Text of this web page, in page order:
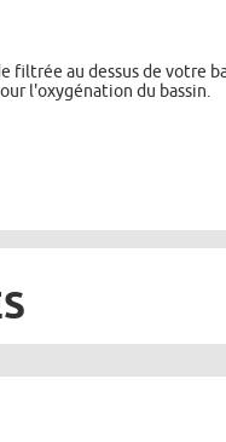
au dessus de votre
l'oxygénation du bassin.